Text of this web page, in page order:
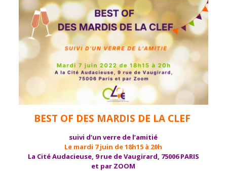
BEST OF DES MARDIS DE LA CLEF
suivi d’un verre de l’amitié
Le mardi 7 juin de 18h15 à 20h
La Cité Audacieuse, 9 rue de Vaugirard, 75006 PARIS
et par ZOOM